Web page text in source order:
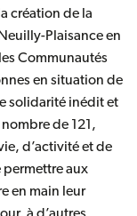
création de la
Plaisance en
Communautés
en situation de
solidarité inédit et
de 121,
d’activité et de
aux
en main leur